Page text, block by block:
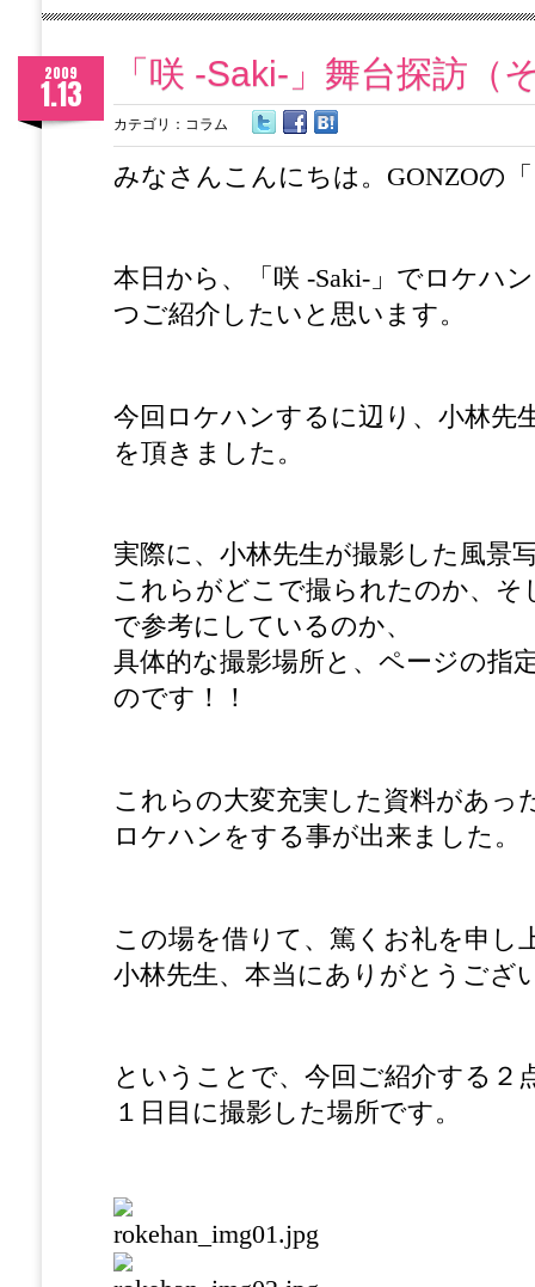
「咲 -Saki-」舞台探訪（
2009
1.13
カテゴリ： コラム
みなさんこんにちは。GONZOの
本日から、「咲 -Saki-」でロケハ
つご紹介したいと思います。
今回ロケハンするに辺り、小林先
を頂きました。
実際に、小林先生が撮影した風景
これらがどこで撮られたのか、そ
で参考にしているのか、
具体的な撮影場所と、ページの指
のです！！
これらの大変充実した資料があっ
ロケハンをする事が出来ました。
この場を借りて、篤くお礼を申し
小林先生、本当にありがとうござ
ということで、今回ご紹介する２
１日目に撮影した場所です。